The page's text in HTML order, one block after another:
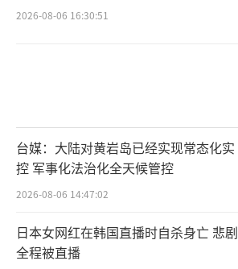
2026-08-06 16:30:51
台媒：大陆对黄岩岛已经实现常态化实
控 军事化法治化全天候管控
2026-08-06 14:47:02
日本女网红在韩国直播时自杀身亡 悲剧
全程被直播